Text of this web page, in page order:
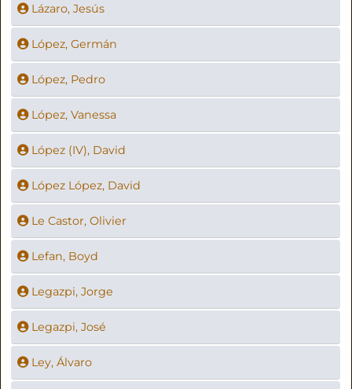
Lázaro, Jesús
López, Germán
López, Pedro
López, Vanessa
López (IV), David
López López, David
Le Castor, Olivier
Lefan, Boyd
Legazpi, Jorge
Legazpi, José
Ley, Álvaro